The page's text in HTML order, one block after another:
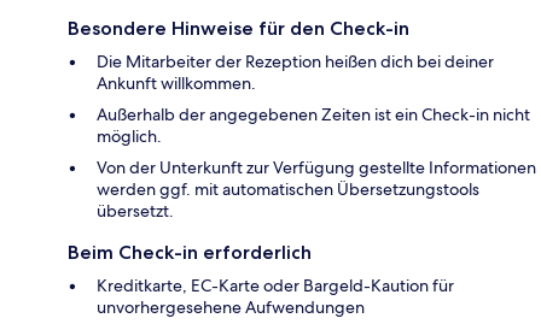
Besondere Hinweise für den Check-in
Die Mitarbeiter der Rezeption heißen dich bei deiner
Ankunft willkommen.
Außerhalb der angegebenen Zeiten ist ein Check-in nicht
möglich.
Von der Unterkunft zur Verfügung gestellte Informationen
werden ggf. mit automatischen Übersetzungstools
übersetzt.
Beim Check-in erforderlich
Kreditkarte, EC-Karte oder Bargeld-Kaution für
unvorhergesehene Aufwendungen